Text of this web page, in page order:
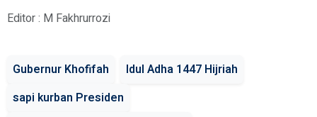
Editor : M Fakhrurrozi
Gubernur Khofifah
Idul Adha 1447 Hijriah
sapi kurban Presiden